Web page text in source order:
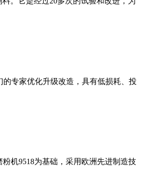
专家优化升级改造，具有低损耗、投
机9518为基础，采用欧洲先进制造技